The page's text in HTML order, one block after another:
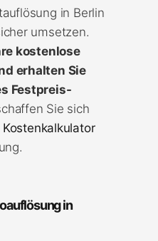
in Berlin
umsetzen.
kostenlose
erhalten Sie
Festpreis-
Sie sich
Kostenkalkulator
in